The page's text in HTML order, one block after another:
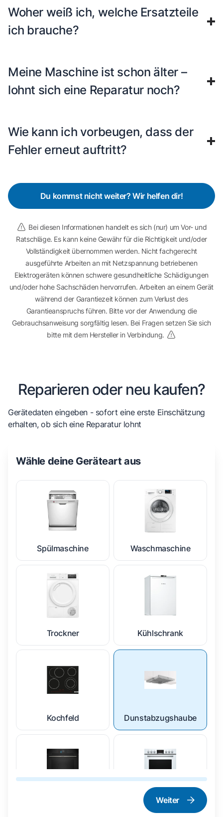
Woher weiß ich, welche Ersatzteile
ich brauche?
Meine Maschine ist schon älter –
lohnt sich eine Reparatur noch?
Wie kann ich vorbeugen, dass der
Fehler erneut auftritt?
Du kommst nicht weiter? Wir helfen dir!
Bei diesen Informationen handelt es sich (nur) um Vor- und
Ratschläge. Es kann keine Gewähr für die Richtigkeit und/oder
Vollständigkeit übernommen werden. Nicht fachgerecht
ausgeführte Arbeiten an mit Netzspannung betriebenen
Elektrogeräten können schwere gesundheitliche Schädigungen
und/oder hohe Sachschäden hervorrufen. Arbeiten an einem Gerät
während der Garantiezeit können zum Verlust des
Garantieanspruchs führen. Bitte vor der Anwendung die
Gebrauchsanweisung sorgfältig lesen. Bei Fragen setzen Sie sich
bitte mit dem Hersteller in Verbindung.
Reparieren oder neu kaufen?
Gerätedaten eingeben - sofort eine erste Einschätzung
erhalten, ob sich eine Reparatur lohnt
Wähle deine Geräteart aus
Spülmaschine Waschmaschine
Trockner Kühlschrank
Kochfeld Dunstabzugshaube
Herd und Backofen
Weiter